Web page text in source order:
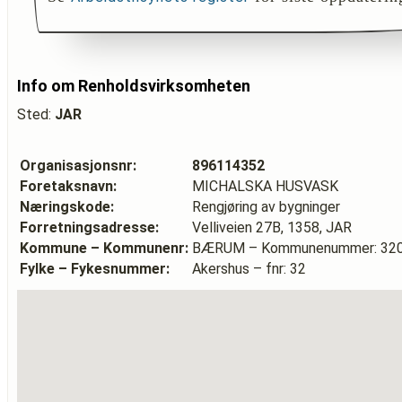
Info om Renholdsvirksomheten
Sted: JAR
Organisasjonsnr:
896114352
Foretaksnavn:
MICHALSKA HUSVASK
Næringskode:
Rengjøring av bygninger
Forretningsadresse:
Velliveien 27B, 1358, JAR
Kommune – Kommunenr: BÆRUM – Kommunenummer:
Fylke – Fykesnummer:
Akershus – fnr: 32